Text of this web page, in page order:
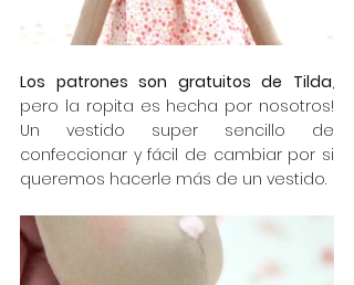
Los patrones son gratuitos de Tilda,
pero la ropita es hecha por nosotros!
Un vestido super sencillo de
confeccionar y fácil de cambiar por si
queremos hacerle más de un vestido.